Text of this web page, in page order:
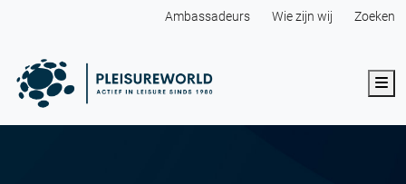
Ambassadeurs Wie zijn wij Zoeken